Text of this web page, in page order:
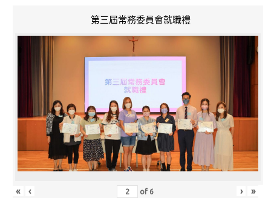
第三屆常務委員會就職禮
« ‹ of 6 › »